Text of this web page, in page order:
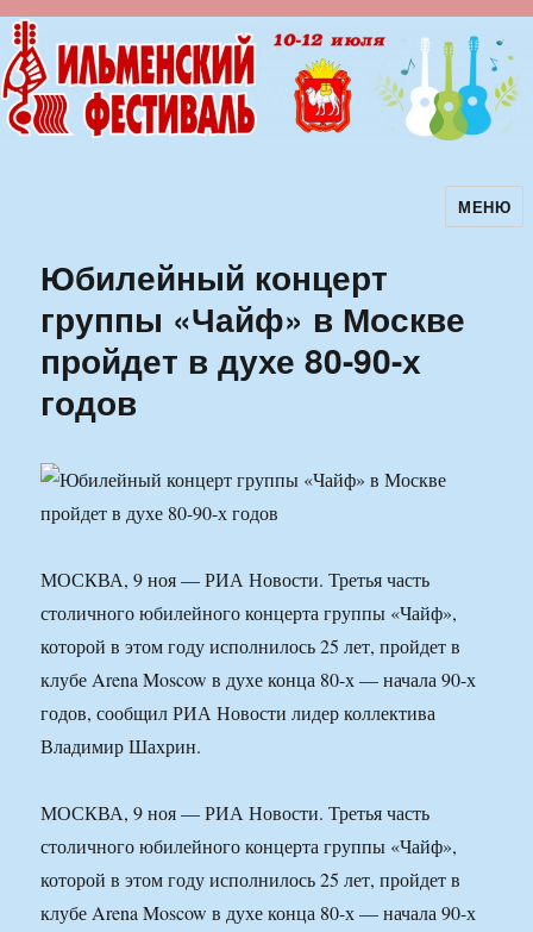
Ильменский фестиваль авторской
песни
МЕНЮ
Юбилейный концерт
группы «Чайф» в Москве
пройдет в духе 80-90-х
годов
МОСКВА, 9 ноя — РИА Новости. Третья часть
столичного юбилейного концерта группы «Чайф»,
которой в этом году исполнилось 25 лет, пройдет в
клубе Arena Moscow в духе конца 80-х — начала 90-х
годов, сообщил РИА Новости лидер коллектива
Владимир Шахрин.
МОСКВА, 9 ноя — РИА Новости. Третья часть
столичного юбилейного концерта группы «Чайф»,
которой в этом году исполнилось 25 лет, пройдет в
клубе Arena Moscow в духе конца 80-х — начала 90-х